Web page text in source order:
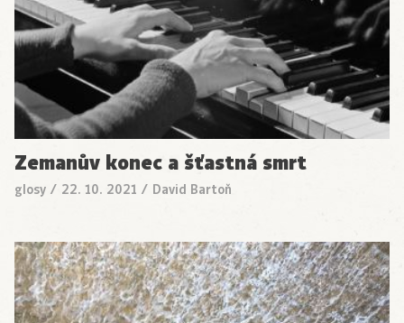
Zemanův konec a šťastná smrt
glosy / 22. 10. 2021 / David Bartoň